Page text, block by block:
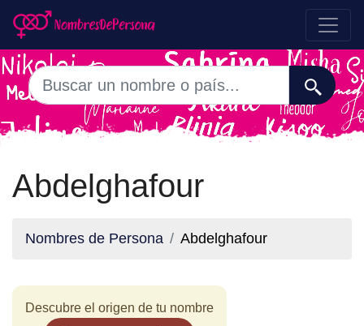
Abdelghafour
Nombres de Persona Abdelghafour
Descubre el origen de tu nombre